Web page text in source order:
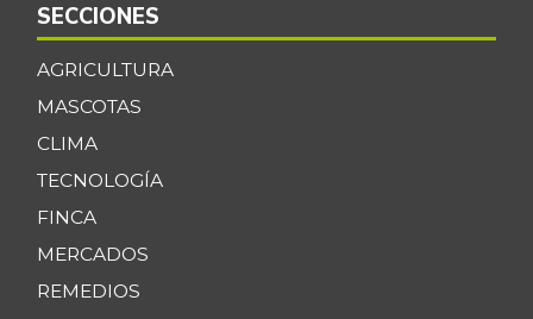
SECCIONES
AGRICULTURA
MASCOTAS
CLIMA
TECNOLOGÍA
FINCA
MERCADOS
REMEDIOS